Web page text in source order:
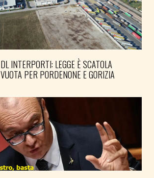
DL INTERPORTI: LEGGE È SCATOLA
VUOTA PER PORDENONE E GORIZIA